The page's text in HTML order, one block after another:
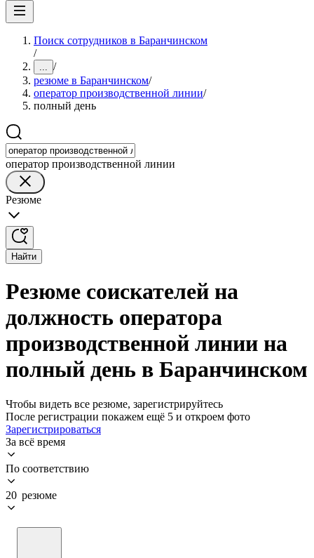
Поиск сотрудников в Баранчинском
/
... /
резюме в Баранчинском/
оператор производственной линии/
полный день
оператор производственной линии
Резюме
Найти
Резюме соискателей на
должность оператора
производственной линии на
полный день в Баранчинском
Чтобы видеть все резюме, зарегистрируйтесь
После регистрации покажем ещё 5 и откроем фото
Зарегистрироваться
За всё время
По соответствию
20 резюме